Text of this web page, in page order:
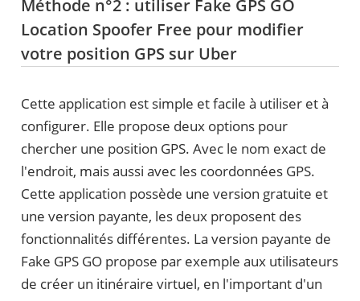
Méthode n°2 : utiliser Fake GPS GO
Location Spoofer Free pour modifier
votre position GPS sur Uber
Cette application est simple et facile à utiliser et à
configurer. Elle propose deux options pour
chercher une position GPS. Avec le nom exact de
l'endroit, mais aussi avec les coordonnées GPS.
Cette application possède une version gratuite et
une version payante, les deux proposent des
fonctionnalités différentes. La version payante de
Fake GPS GO propose par exemple aux utilisateurs
de créer un itinéraire virtuel, en l'important d'un